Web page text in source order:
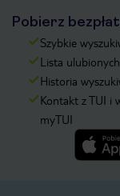
Pobierz
Szybkie
Lista
Historia
Kontakt z TUI i
myTUI